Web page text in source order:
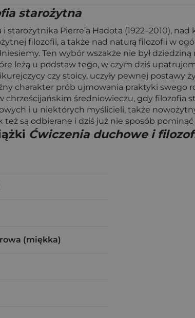
starożytna
starożytnika Pierre’a Hadota (1922–2010),
filozofii, a także nad naturą filozofii w
Ten wybór wszakże nie był
leżą u podstaw tego, w czym dziś
czy stoicy, uczyły pewnej postawy
charakter prób ujmowania praktyki swego
średniowieczu, gdy filozofia
i u niektórych myślicieli, także
są odbierane i dziś już nie sposób
Ćwiczenia duchowe i
(miękka)